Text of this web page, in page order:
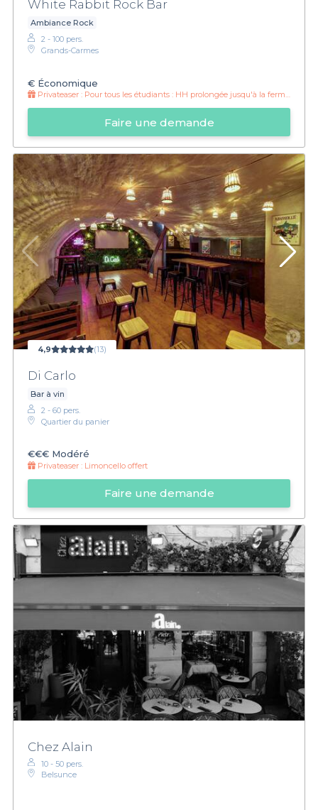
White Rabbit Rock Bar
Ambiance Rock
2 - 100 pers.
Grands-Carmes
€ Économique
Privateaser : Pour tous les étudiants : HH prolongée jusqu'à la fermeture !
Faire une demande
4,9 (13)
Di Carlo
Bar à vin
2 - 60 pers.
Quartier du panier
€€€ Modéré
Privateaser : Limoncello offert
Faire une demande
Chez Alain
10 - 50 pers.
Belsunce